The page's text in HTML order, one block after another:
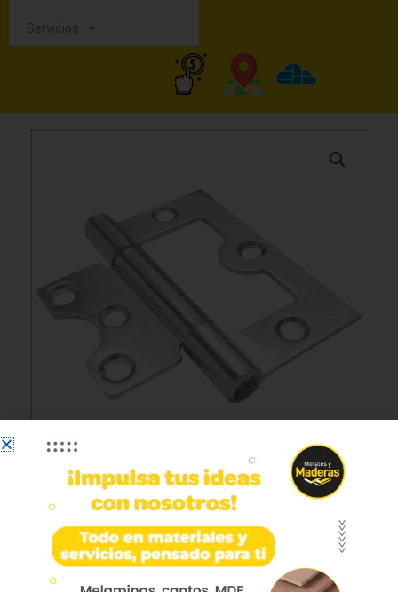
Servicios
Bisagra Omega 3′ Zincada
Ct (par) Hbp444-01